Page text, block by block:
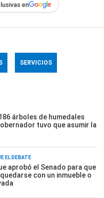
en
SERVICIOS
árboles de humedales
tuvo que asumir la
EL DEBATE
aprobó el Senado para que
con un inmueble o